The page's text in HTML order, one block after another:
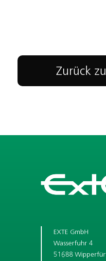
Zurück
EXTE GmbH
Wasserfuhr 4
51688